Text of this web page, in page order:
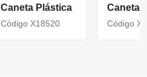
Caneta Plástica
Código X18520
Caneta
Código